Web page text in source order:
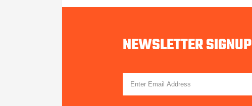
NEWSLETTER SIGNUP